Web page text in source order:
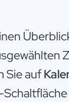
Sie auf